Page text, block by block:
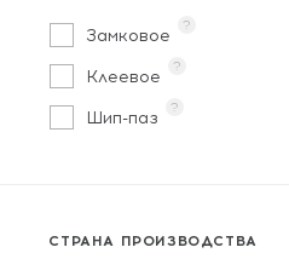
Замковое
?
Клеевое
?
Шип-паз
?
СТРАНА ПРОИЗВОДСТВА